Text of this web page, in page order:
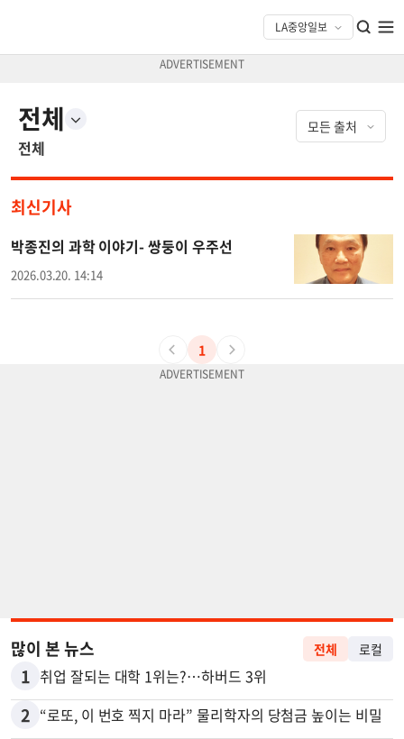
전체
전체
최신기사
박종진의 과학 이야기- 쌍둥이 우주선
2026.03.20. 14:14
1
많이 본 뉴스 전체 로컬
1 취업 잘되는 대학 1위는?…하버드 3위
2 “로또, 이 번호 찍지 마라” 물리학자의 당첨금 높이는 비밀